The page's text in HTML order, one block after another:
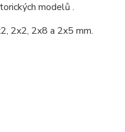
modelů .
2x2, 2x8 a 2x5 mm.